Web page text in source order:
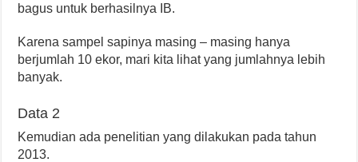
bagus untuk berhasilnya IB.
Karena sampel sapinya masing – masing hanya
berjumlah 10 ekor, mari kita lihat yang jumlahnya lebih
banyak.
Data 2
Kemudian ada penelitian yang dilakukan pada tahun
2013.